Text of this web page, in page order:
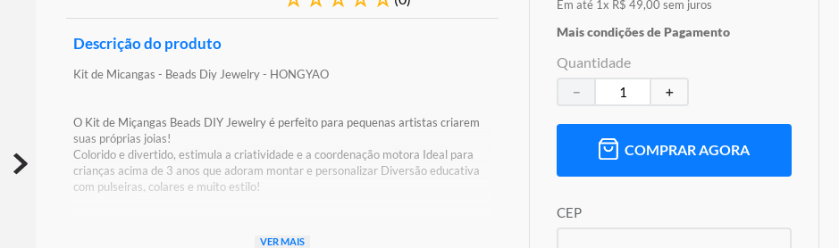
Descrição do produto
Kit de Micangas - Beads Diy Jewelry - HONGYAO
O Kit de Miçangas Beads DIY Jewelry é perfeito para pequenas artistas criarem
suas próprias joias!
Colorido e divertido, estimula a criatividade e a coordenação motora Ideal para
crianças acima de 3 anos que adoram montar e personalizar Diversão educativa
com pulseiras, colares e muito estilo!
VER MAIS
Em até 1x R$ 49,00 sem juros
Mais condições de Pagamento
Quantidade
＋
－
COMPRAR AGORA
CEP